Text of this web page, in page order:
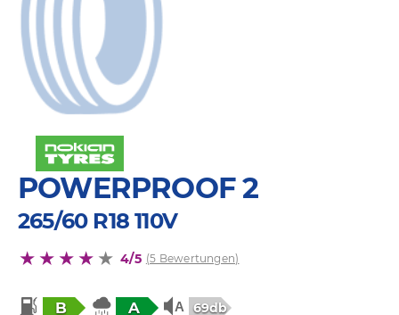
POWERPROOF 2
265/60 R18 110V
4/5 (5 Bewertungen)
B A 69db